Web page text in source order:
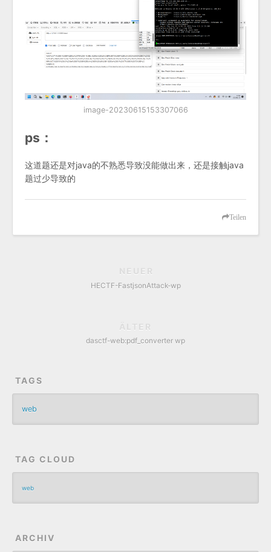
image-20230615153307066
ps：
这道题还是对java的不熟悉导致没能做出来，还是接触java
题过少导致的
Teilen
NEUER
HECTF-FastjsonAttack-wp
ÄLTER
dasctf-web:pdf_converter wp
TAGS
web
TAG CLOUD
web
ARCHIV